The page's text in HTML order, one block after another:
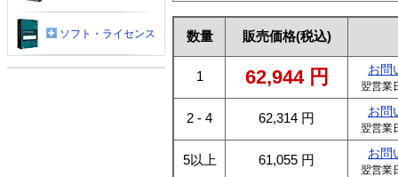
数量 販売価格(税込)
1 62,944 円 お問
翌営業
2 - 4 62,314 円 お問
翌営業
5以上 61,055 円 お問
翌営業
ソフト・ライセンス